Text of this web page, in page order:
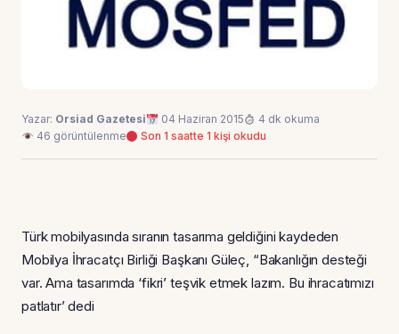
Yazar: Orsiad Gazetesi 04 Haziran 2015
4 dk okuma
46 görüntülenme
Son 1 saatte 1 kişi okudu
Türk mobilyasında sıranın tasarıma geldiğini kaydeden
Mobilya İhracatçı Birliği Başkanı Güleç, “Bakanlığın desteği
var. Ama tasarımda ‘fikri’ teşvik etmek lazım. Bu ihracatımızı
patlatır’ dedi